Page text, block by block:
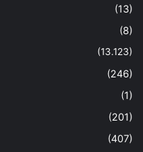
(13)
(8)
(13.123)
(246)
(1)
(201)
(407)